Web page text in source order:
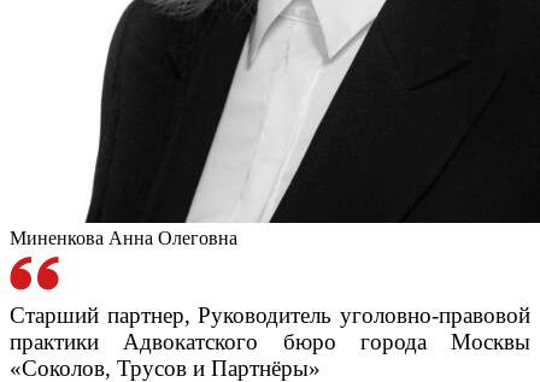
Миненкова Анна Олеговна
Старший партнер, Руководитель уголовно-правовой
практики Адвокатского бюро города Москвы
«Соколов, Трусов и Партнёры»